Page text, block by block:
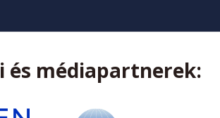
és médiapartnerek: